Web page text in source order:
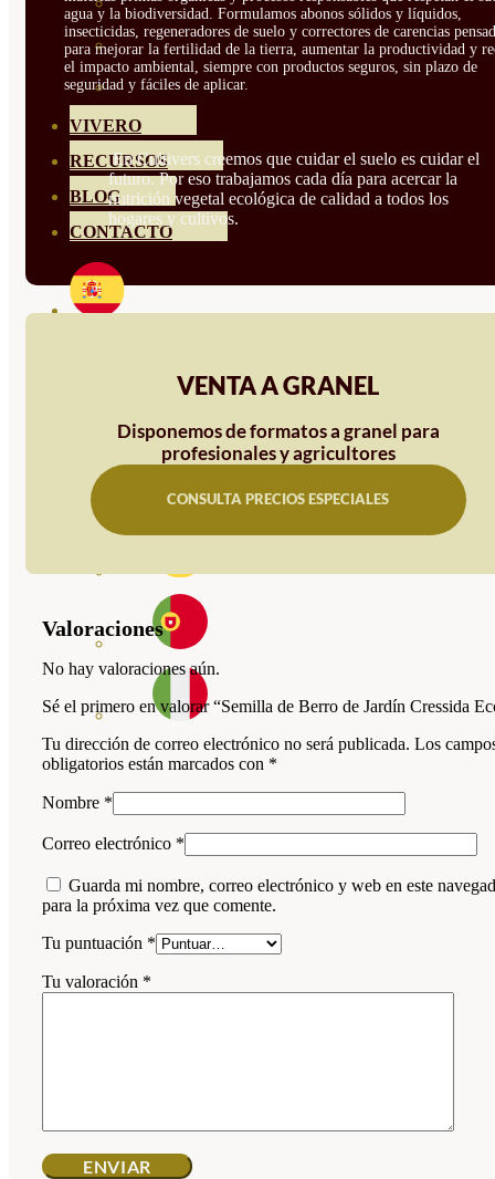
ROSALES
GERANIOS
VIVERO
RECURSOS
BLOG
CONTACTO
agua y la biodiversidad. Formulamos abonos sólidos y líquidos,
insecticidas, regeneradores de suelo y correctores de carencias
para mejorar la fertilidad de la tierra, aumentar la productividad y
el impacto ambiental, siempre con productos seguros, sin plazo de
seguridad y fáciles de aplicar.
En Cultivers creemos que cuidar el suelo es cuidar el
futuro. Por eso trabajamos cada día para acercar la
nutrición vegetal ecológica de calidad a todos los
hogares y cultivos.
VENTA A GRANEL
Disponemos de formatos a granel para
profesionales y agricultores
CONSULTA PRECIOS ESPECIALES
Valoraciones
No hay valoraciones aún.
Sé el primero en valorar “Semilla de Berro de Jardín Cressida
Tu dirección de correo electrónico no será publicada. Los
obligatorios están marcados con *
Nombre *
Correo electrónico *
Guarda mi nombre, correo electrónico y web en este
para la próxima vez que comente.
Tu puntuación *
Tu valoración *